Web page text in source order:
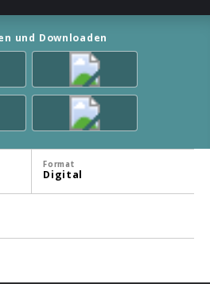
und Downloaden
Format
Digital